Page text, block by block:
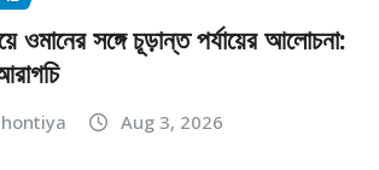
ওমানের সঙ্গে চূড়ান্ত পর্যায়ের আলোচনা:
Aug 3, 2026